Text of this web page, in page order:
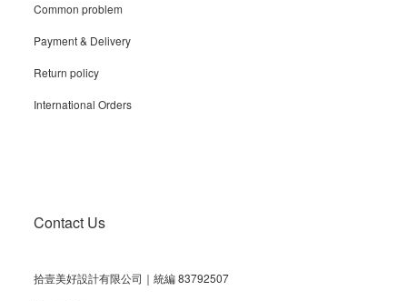
Common problem
Payment & Delivery
Return policy
International Orders
Contact Us
拾壹美好設計有限公司｜統編 83792507